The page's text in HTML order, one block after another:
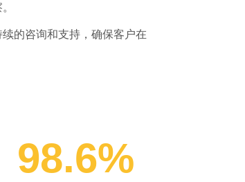
的咨询和支持，确保客户在
98.6%